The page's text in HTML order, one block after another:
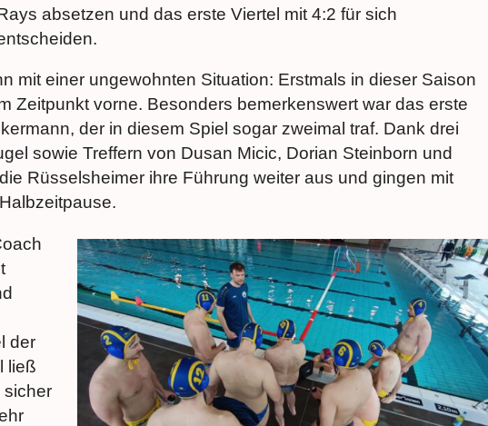
absetzen und das erste Viertel mit 4:2 für sich
mit einer ungewohnten Situation: Erstmals in dieser Saison
Zeitpunkt vorne. Besonders bemerkenswert war das erste
der in diesem Spiel sogar zweimal traf. Dank drei
sowie Treffern von Dusan Micic, Dorian Steinborn und
Rüsselsheimer ihre Führung weiter aus und gingen mit
der
ließ
sicher